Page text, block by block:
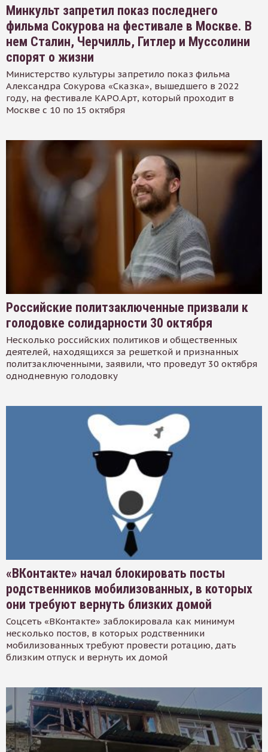
Минкульт запретил показ последнего
фильма Сокурова на фестивале в Москве. В
нем Сталин, Черчилль, Гитлер и Муссолини
спорят о жизни
Министерство культуры запретило показ фильма
Александра Сокурова «Сказка», вышедшего в 2022
году, на фестивале КАРО.Арт, который проходит в
Москве с 10 по 15 октября
Российские политзаключенные призвали к
голодовке солидарности 30 октября
Несколько российских политиков и общественных
деятелей, находящихся за решеткой и признанных
политзаключенными, заявили, что проведут 30 октября
однодневную голодовку
«ВКонтакте» начал блокировать посты
родственников мобилизованных, в которых
они требуют вернуть близких домой
Соцсеть «ВКонтакте» заблокировала как минимум
несколько постов, в которых родственники
мобилизованных требуют провести ротацию, дать
близким отпуск и вернуть их домой